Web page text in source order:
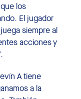
los
El jugador
siempre al
acciones y
A tiene
a la